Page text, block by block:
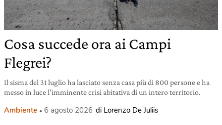
Cosa succede ora ai Campi
Flegrei?
Il sisma del 31 luglio ha lasciato senza casa più di 800 persone e ha
messo in luce l’imminente crisi abitativa di un intero territorio.
Ambiente 6 agosto 2026 di Lorenzo De Juliis